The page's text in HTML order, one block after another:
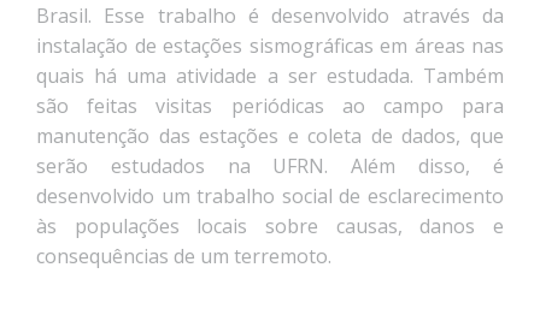
Brasil. Esse trabalho é desenvolvido através da
instalação de estações sismográficas em áreas nas
quais há uma atividade a ser estudada. Também
são feitas visitas periódicas ao campo para
manutenção das estações e coleta de dados, que
serão estudados na UFRN. Além disso, é
desenvolvido um trabalho social de esclarecimento
às populações locais sobre causas, danos e
consequências de um terremoto.